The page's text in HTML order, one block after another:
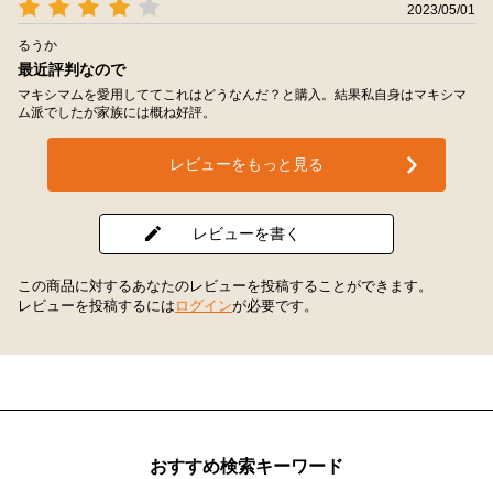
2023/05/01
るうか
最近評判なので
マキシマムを愛用しててこれはどうなんだ？と購入。結果私自身はマキシマ
ム派でしたが家族には概ね好評。
レビューをもっと見る
レビューを書く
この商品に対するあなたのレビューを投稿することができます。
レビューを投稿するには ログインが必要です。
おすすめ検索キーワード